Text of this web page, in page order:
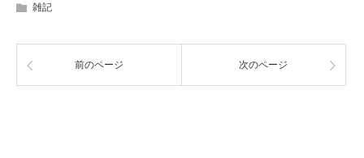
雑記
前のページ 次のページ